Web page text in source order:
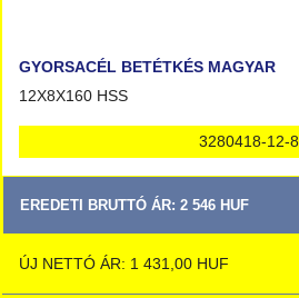
GYORSACÉL BETÉTKÉS MAGYAR
12X8X160 HSS
3280418-12-8
EREDETI BRUTTÓ ÁR: 2 546 HUF
ÚJ NETTÓ ÁR: 1 431,00 HUF